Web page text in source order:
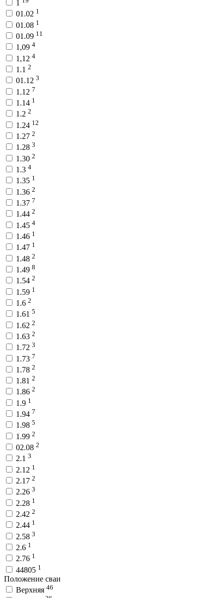
1
01.02 1
01.08 1
01.09 11
1,09 4
1,12 4
1.1 2
01.12 3
1.12 7
1.14 1
1.2 2
1.24 12
1.27 2
1.28 3
1.30 2
1.3 4
1.35 1
1.36 2
1.37 7
1.44 2
1.45 4
1.46 1
1.47 1
1.48 2
1.49 8
1.54 2
1.59 1
1.6 2
1.61 5
1.62 2
1.63 2
1.72 3
1.73 7
1.78 2
1.81 2
1.86 2
1.9 1
1.94 7
1.98 5
1.99 2
02.08 2
2.1 3
2.12 1
2.17 2
2.26 3
2.28 1
2.42 2
2.44 1
2.58 3
2.6 1
2.76 1
44805 1
Положение сваи
Верхняя 46